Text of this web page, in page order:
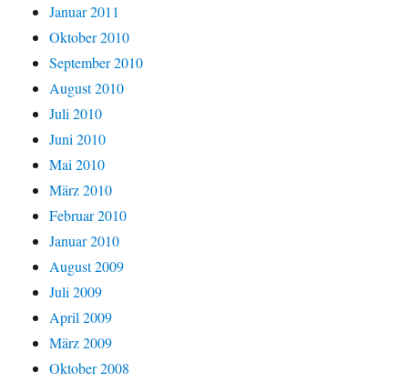
Januar 2011
Oktober 2010
September 2010
August 2010
Juli 2010
Juni 2010
Mai 2010
März 2010
Februar 2010
Januar 2010
August 2009
Juli 2009
April 2009
März 2009
Oktober 2008